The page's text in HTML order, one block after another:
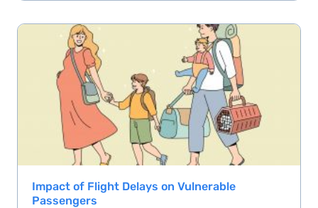
Impact of Flight Delays on Vulnerable
Passengers